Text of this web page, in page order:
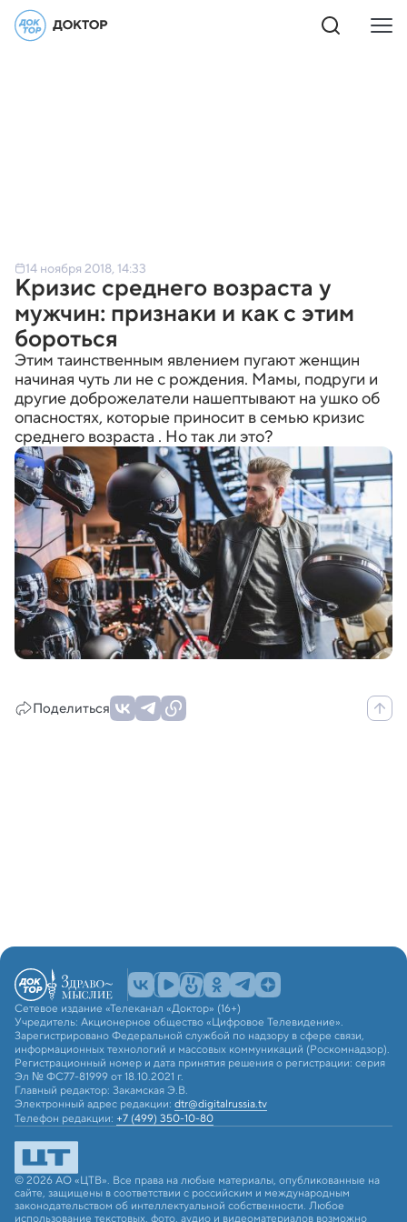
14 ноября 2018, 14:33
Кризис среднего возраста у
мужчин: признаки и как с этим
бороться
Этим таинственным явлением пугают женщин
начиная чуть ли не с рождения. Мамы, подруги и
другие доброжелатели нашептывают на ушко об
опасностях, которые приносит в семью кризис
среднего возраста . Но так ли это?
Поделиться
Сетевое издание «Телеканал «Доктор» (16+)
Учредитель: Акционерное общество «Цифровое Телевидение».
Зарегистрировано Федеральной службой по надзору в сфере связи,
информационных технологий и массовых коммуникаций (Роскомнадзор).
Регистрационный номер и дата принятия решения о регистрации: серия
Эл № ФС77-81999 от 18.10.2021 г.
Главный редактор: Закамская Э.В.
Электронный адрес редакции: dtr@digitalrussia.tv
Телефон редакции: +7 (499) 350-10-80
© 2026 АО «ЦТВ». Все права на любые материалы, опубликованные на
сайте, защищены в соответствии с российским и международным
законодательством об интеллектуальной собственности. Любое
использование текстовых, фото, аудио и видеоматериалов возможно